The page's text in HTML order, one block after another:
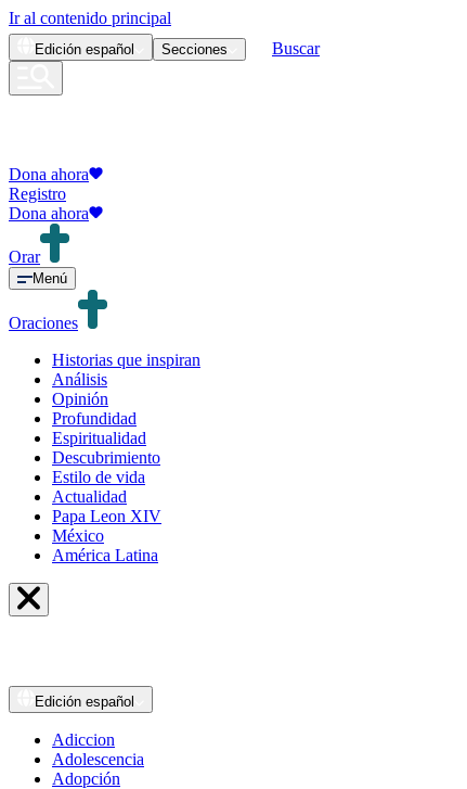
Ir al contenido principal
Edición español Secciones Buscar
Dona ahora
Registro
Dona ahora
Orar
Menú
Oraciones
Historias que inspiran
Análisis
Opinión
Profundidad
Espiritualidad
Descubrimiento
Estilo de vida
Actualidad
Papa Leon XIV
México
América Latina
Edición español
Adiccion
Adolescencia
Adopción